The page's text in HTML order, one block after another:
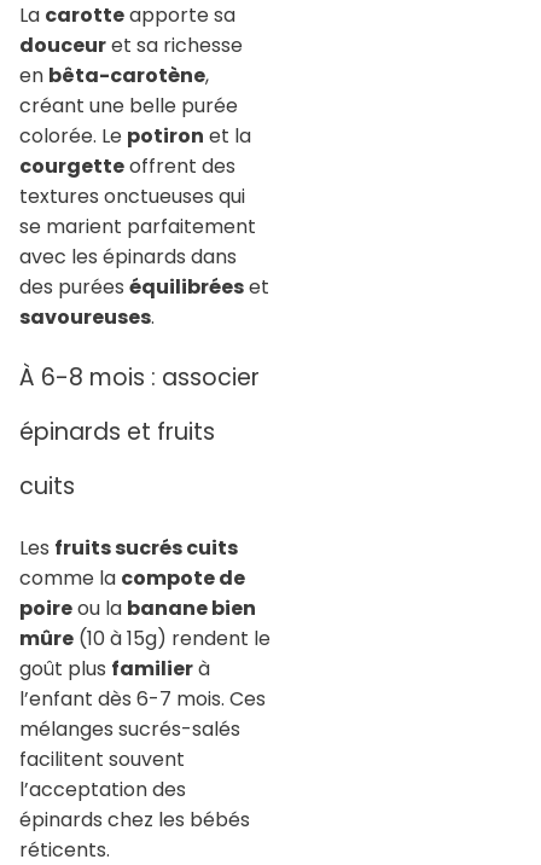
La carotteapporte sa
douceuret sa richesse
en bêta-carotène,
créant une belle purée
colorée. Le potiron et la
courgetteoffrent des
textures onctueuses qui
se marient parfaitement
avec les épinards dans
des purées équilibréeset
savoureuses.
À 6-8 mois : associer
épinards et fruits
cuits
Les fruits sucrés cuits
comme la compote de
poireou la banane bien
mûre (10 à 15g) rendent le
goût plus familierà
l’enfant dès 6-7 mois. Ces
mélanges sucrés-salés
facilitent souvent
l’acceptation des
épinards chez les bébés
réticents.